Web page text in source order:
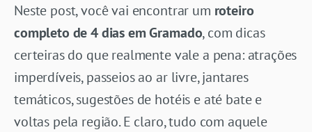
Neste post, você vai encontrar um roteiro
completo de 4 dias em Gramado, com dicas
certeiras do que realmente vale a pena: atrações
imperdíveis, passeios ao ar livre, jantares
temáticos, sugestões de hotéis e até bate e
voltas pela região. E claro, tudo com aquele